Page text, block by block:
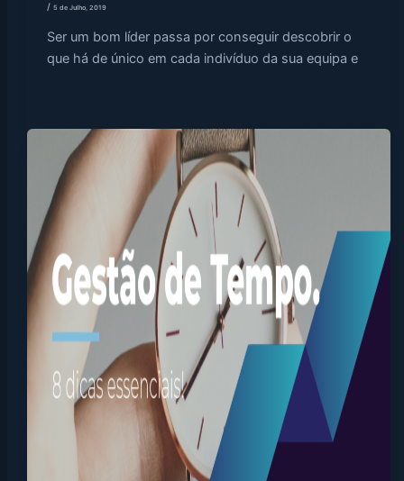
/5 de Julho, 2019
Ser um bom líder passa por conseguir descobrir o
que há de único em cada indivíduo da sua equipa e